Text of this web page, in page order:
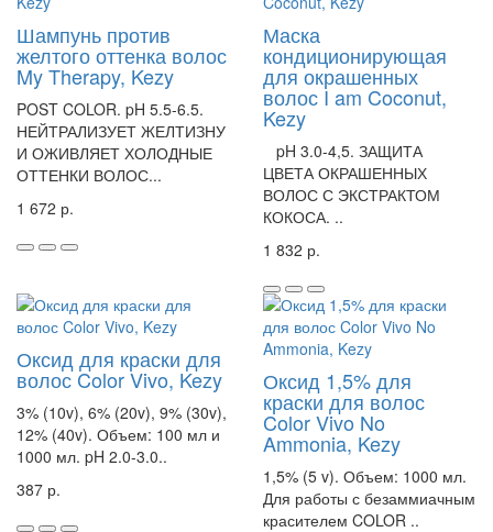
Шампунь против
желтого оттенка волос
My Therapy, Kezy
POST COLOR. pH 5.5-6.5.
НЕЙТРАЛИЗУЕТ ЖЕЛТИЗНУ
И ОЖИВЛЯЕТ ХОЛОДНЫЕ
ОТТЕНКИ ВОЛОС...
1 672 р.
Маска
кондиционирующая
для окрашенных
волос I am Coconut,
Kezy
pH 3.0-4,5. ЗАЩИТА
ЦВЕТА ОКРАШЕННЫХ
ВОЛОС С ЭКСТРАКТОМ
КОКОСА. ..
1 832 р.
Оксид для краски для
волос Color Vivo, Kezy
3% (10v), 6% (20v), 9% (30v),
12% (40v). Объем: 100 мл и
1000 мл. pH 2.0-3.0..
387 р.
Оксид 1,5% для
краски для волос
Color Vivo No
Ammonia, Kezy
1,5% (5 v). Объем: 1000 мл.
Для работы с безаммиачным
красителем COLOR ..